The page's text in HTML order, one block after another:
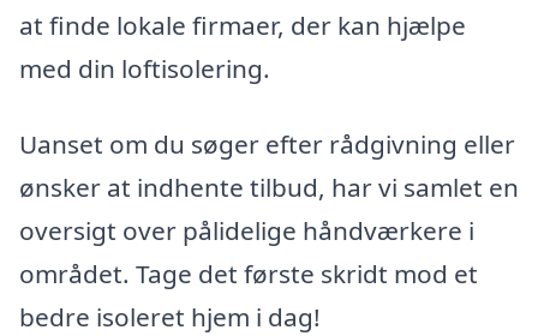
at finde lokale firmaer, der kan hjælpe
med din loftisolering.
Uanset om du søger efter rådgivning eller
ønsker at indhente tilbud, har vi samlet en
oversigt over pålidelige håndværkere i
området. Tage det første skridt mod et
bedre isoleret hjem i dag!